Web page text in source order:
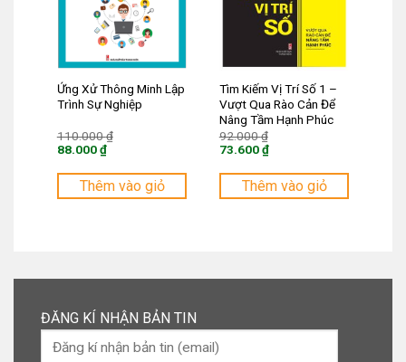
Ứng Xử Thông Minh Lập
Trình Sự Nghiệp
110.000₫
110.000 ₫.
88.000₫
hiện
là:
Thêm vào giỏ
Tìm Kiếm Vị Trí Số 1 –
Vượt Qua Rào Cản Để
Nâng Tầm Hạnh Phúc
92.000₫
92.000 ₫.
73.600₫
hiện
là:
Thêm vào giỏ
ĐĂNG KÍ NHẬN BẢN TIN